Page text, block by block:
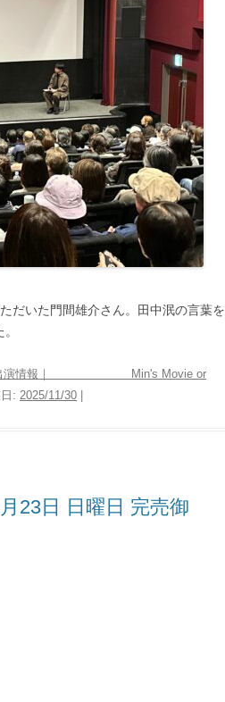
だいた門間雄介さん。田中泯の言葉を
出演情報｜ Min's Movie or
: 2025/11/30
23日 日曜日 完売御